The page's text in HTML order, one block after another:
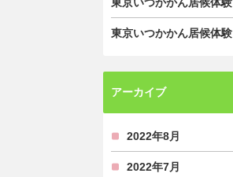
東京いつかかん居候体験
アーカイブ
2022年8月
2022年7月